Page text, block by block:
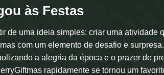
às Festas
de uma ideia simples: criar uma atividade
com um elemento de desafio e
a alegria da época e o prazer de
rapidamente se tornou um